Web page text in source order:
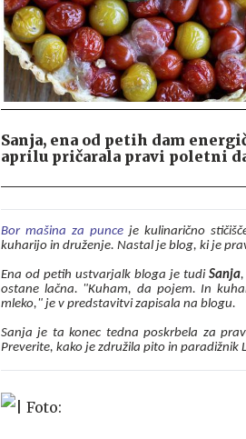
Sanja, ena od petih dam
aprilu pričarala pravi poletni
Bor mašina za punceje kulinarično
kuharijo in druženje. Nastal je blog, ki je
Ena od petih ustvarjalk bloga je tudi Sanja,
ostane lačna. "Kuham, da pojem. In
mleko," je v predstavitvi zapisala na blogu.
Sanja je ta konec tedna poskrbela za
Preverite, kako je združila pito in paradižnik